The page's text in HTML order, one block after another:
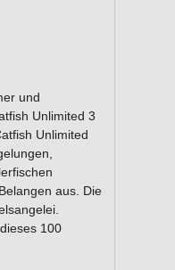
und
Unlimited 3
Unlimited
aus. Die
100